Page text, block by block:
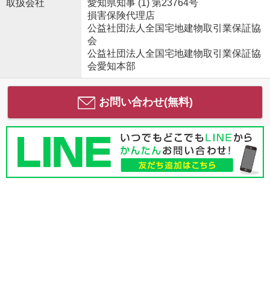
取扱会社
愛知県知事 (1) 第23764号
損害保険代理店
公益社団法人全国宅地建物取引業保証協
会
公益社団法人全国宅地建物取引業保証協
会愛知本部
お問い合わせ(無料)